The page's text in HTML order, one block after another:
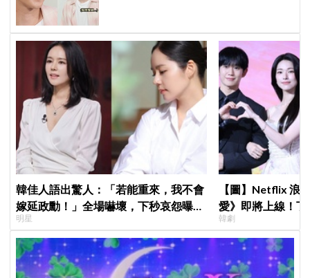
韓佳人語出驚人：「若能重來，我不會
嫁延政勳！」全場嚇壞，下秒哀怨曝真
實原因笑翻
明星
【圖】Netflix 浪
愛》即將上線！
製作發表會，甜
韓劇